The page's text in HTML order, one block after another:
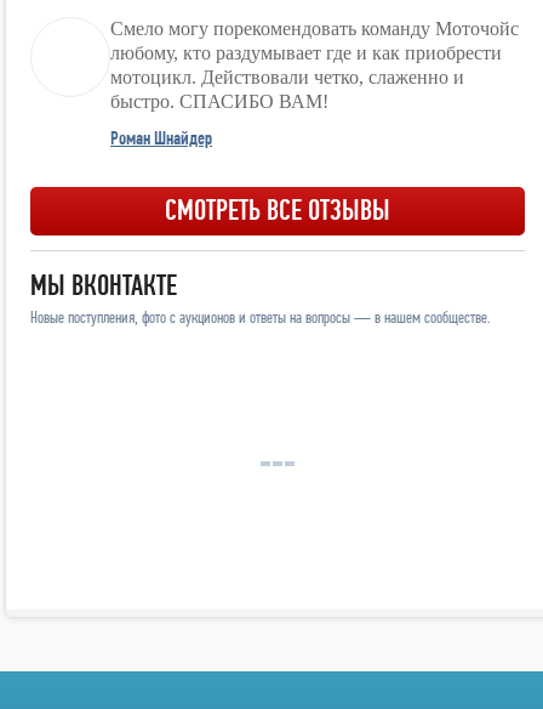
Смело могу порекомендовать команду Моточойс
любому, кто раздумывает где и как приобрести
мотоцикл. Действовали четко, слаженно и
быстро. СПАСИБО ВАМ!
Роман Шнайдер
СМОТРЕТЬ ВСЕ ОТЗЫВЫ
МЫ ВКОНТАКТЕ
Новые поступления, фото с аукционов и ответы на вопросы — в нашем сообществе.